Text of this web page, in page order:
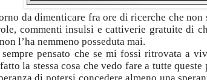
da dimenticare fra ore di ricerche che non
commenti insulsi e cattiverie gratuite di
l’ha nemmeno posseduta mai.
pensato che se mi fossi ritrovata a
la stessa cosa che vedo fare a tutte queste
di potersi concedere almeno una